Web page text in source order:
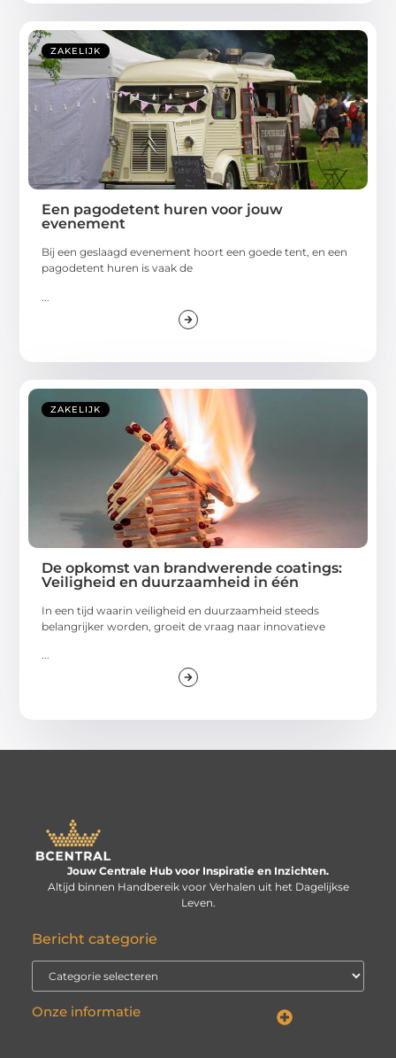
ZAKELIJK
Een pagodetent huren voor jouw
evenement
Bij een geslaagd evenement hoort een goede tent, en een
pagodetent huren is vaak de
ZAKELIJK
De opkomst van brandwerende coatings:
Veiligheid en duurzaamheid in één
In een tijd waarin veiligheid en duurzaamheid steeds
belangrijker worden, groeit de vraag naar innovatieve
...
Jouw Centrale Hub voor Inspiratie en Inzichten.
Altijd binnen Handbereik voor Verhalen uit het Dagelijkse
Leven.
Bericht categorie
Onze informatie